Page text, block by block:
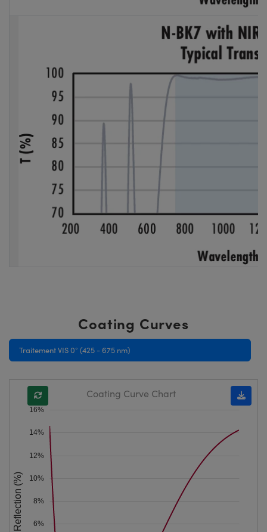
Coating Curves
Traitement VIS 0° (425 - 675 nm)
6%
8%
10%
12%
14%
16%
Reflection (%)
Coating Curve Chart